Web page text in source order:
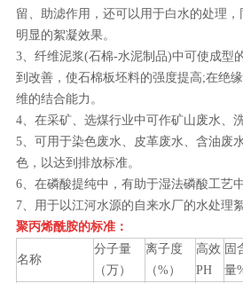
留、助滤作用，还可以用于白水的处理
明显的絮凝效果。
3、纤维泥浆(石棉-水泥制品)中可使成型
到改善，使石棉板坯料的强度提高;在绝
维的结合能力。
4、在采矿、选煤行业中可作矿山废水、
5、可用于染色废水、皮革废水、含油废
色，以达到排放标准。
6、在磷酸提纯中，有助于湿法磷酸工艺
7、用于以江河水源的自来水厂的水处理絮
聚丙烯酰胺的标准：
名称
分子量
（万）
离子度
（%）
高效
PH
固
量